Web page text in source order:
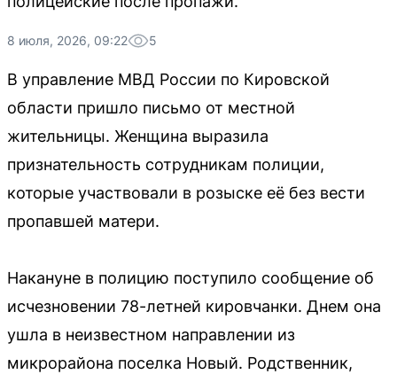
8 июля, 2026, 09:22 5
В управление МВД России по Кировской
области пришло письмо от местной
жительницы. Женщина выразила
признательность сотрудникам полиции,
которые участвовали в розыске её без вести
пропавшей матери.
Накануне в полицию поступило сообщение об
исчезновении 78-летней кировчанки. Днем она
ушла в неизвестном направлении из
микрорайона поселка Новый. Родственник,